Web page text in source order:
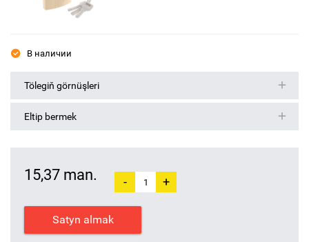
В наличии
Tölegiň görnüşleri
Eltip bermek
15,37 man. - +
Satyn almak